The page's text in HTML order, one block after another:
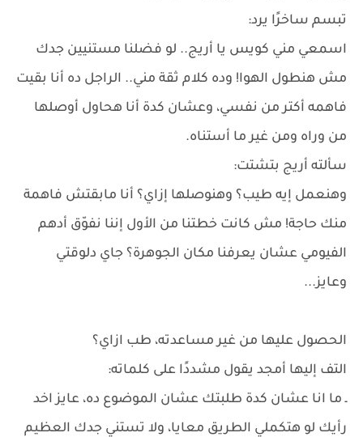
تبسم ساخرًا يرد:
اسمعي مني كويس يا أريج.. لو فضلنا مستنيين جدك
مش هنطول الهوا! وده كلام ثقة مني.. الراجل ده أنا بقيت
فاهمه أكتر من نفسي، وعشان كدة أنا هحاول أوصلها
من وراه ومن غير ما أستناه.
سألته أريج بتشتت:
وهنعمل إيه طيب؟ وهنوصلها إزاي؟ أنا مابقتش فاهمة
منك حاجة! مش كانت خطتنا من الأول إننا نفوّق أدهم
الفيومي عشان يعرفنا مكان الجوهرة؟ جاي دلوقتي
وعايز...
الحصول عليها من غير مساعدته، طب ازاي؟
التف إليها أمجد يقول مشددًا على كلماته:
ـ ما انا عشان كدة طلبتك عشان الموضوع ده، عايز اخد
رأيك لو هتكملي الطريق معايا، ولا تستني جدك العظيم